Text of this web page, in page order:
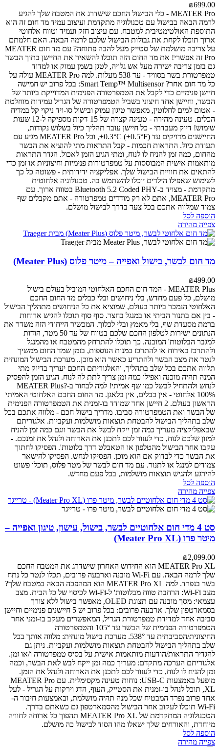
₪699.00
MEATER Pro - כלי הבישול החכם שישדרג את המטבח שלך
להגיע
לרמה הבאה בבישול עם טכנולוגיה מתקדמת ועיצוב עמיד מד חום זה הוא
התוספת האולטימטיבית למטבח. עם עיצוב חזק ועמיד וטווח אלחוטי
ארוך תוכלו לקחת את גבולות הבישול שלכם לרמה הבאה. האם חלמתם
על צריבה מושלמת של סטייק מעל להבה פתוחה? עם מד חום MEATER
Pro זה אפשרי! את מד החום הזה תוכלו להשאיר את החיישן בתוך הבשר
גם בזמן צריבה ישירה מעל אש גלויה, לטגן בשמן עמוק או למדוד
טמפרטורת בשר בסוויד - עד 538 מעלות.
למה MEATER Pro עולה על
כל מד חום אחר?
Smart Temp™ Multisensor: בכל פרוב יש חמישה
חיישן פנימיים כדי לקבל את הטמפרטורה הפנימית המדוייקת ביותר של
הבשר, וחיישן אחד חיצוני בשביל הטמפרטורה של הגריל עמידות מוחלטת
- אטום למים לחלוטין, מאפשר טיגון עמוק ובישול סו-ויד ניקוי קל במדיח
הכלים.
טעינה מהירה - טעינה קצרה של 15 דקות מספיקה ל-12 שעות
שימוש! דיוק מעבדתי - כל חיישן עובר תהליך כיול בשלוש נקודות,
החיישנים מדויקים עד ±0.3°C (±0.5°F), וכל MEATER Pro מגיע עם
תעודת כיול. התראות חכמות - קבל התראות מתי להוציא את הבשר
מהחום, כמה זמן להניח לו לנוח, ומתי הגיע הזמן לאכול. הגדר התראות
מותאמות אישית המבוססות על טמפרטורות פנימיות וחיצוניות או זמן כדי
להתאים את חוויית הבישול שלך. אפליקציה ידידותית - פשוטה כל כך
לשימוש שאפילו הילדים יוכלו להשתמש בה. טכנולוגיה אלחוטית
מתקדמת - מצויד ב-Bluetooth 5.2 Coded PHY בטווח ארוך.
עם
MEATER Pro, אתם לא רק מודדים טמפרטורה - אתם מקבלים שף
צמוד שמלווה אתכם בכל צעד בדרך לבישול מושלם.
הוספה לסל
צפייה מהירה
מד חום לבשר, בישול ואפייה – מיטר פלוס (Meater Plus)
₪499.00
MEATER Plus - המד חום החכם האלחוטי המוביל בעולם
בישול
מושלם, כל פעם מחדש, בלי ניחושים ובלי כבלים מד החום החכם
האלחוטי הנמכר ביותר בעולם, שמוציא את כל הניחושים מתהליך הבישול
- בין אם בתנור הביתי או במנגל בחצר. סוף סוף תוכלו להגיש ארוחות
ברמת מסעדת שף, בלי מאמץ ובלי לכלוך. המכשיר הייחודי הזה משדר את
הנתונים ישירות לטלפון החכם שלכם בטווח של עד 50 מטר, הודות
למגבר הבלוטות' המובנה. כך תוכלו להתרחק מהמטבח או מהמנגל
ולהתרכז באירוח או להתרכז במנות הנוספות, בזמן שמד החום ממשיך
לנטר את מצב הבשר ולהתריע כאשר הוא מוכן.. מערכת הבישול המונחית
תלווה אתכם בכל שלב בתהליך, והאלגוריתם החכם יעריך בדיוק מתי
המנה תהיה מוכנה ואפילו כמה זמן צריך לתת לה לנוח. הגיע הזמן להפסיק
לנחש ולהתחיל לבשל כמו שף אמיתי! למה לבחור ב-MEATER Plus?
100% אלחוטי - אין כבלים, אין בלאגן. מד החום החכם האלחוטי האמיתי
הראשון בעולם.
2 חיישן אחד שמודד בו-זמנית את הטמפרטורה הפנימית
של הבשר ואת הטמפרטורה סביבו. מדריך בישול חכם - מלווה אתכם בכל
שלב בתהליך הבישול להבטחת תוצאות מושלמות ועקביות. אלגוריתם
שבאפליקציה מעריך כמה זמן ייקח לבשל את הבשר ווגם כמה זמן להניח
למזון שלכם לנוח, כדי לעזור לכם לתכנן את הארוחה ולנהל את זמנכם. -
עקבו אחר הבישול מהטלפון או הטאבלט דרך בלוטות'. הפסיקו לחתוך
את הבשר כדי לבדוק אם הוא מוכן. הפסיקו לנחש. הפסיקו להישאר
צמודים למנגל או לתנור. עם מד חום לבשר של מטר פלוס, תוכלו פשוט
להירגע ולהגיש תוצאות מושלמות, בכל פעם מחדש.
הוספה לסל
צפייה מהירה
סט 4 מדי חום אלחוטיים לבשר, בישול, עישון, טיגון ואפייה –
מיטר פרו (Meater Pro XL)
₪2,099.00
MEATER Pro XL הוא החידוש האחרון שישדרג את המטבח החכם
שלך לרמה הבאה. עם Wi-Fi מובנה וארבעה פרובים, תכלו לנטר כל נתח
בשר בנפרד. למה MEATER Pro XL הוא המהפכה הבאה במטבח שלך?
מצב Wi-Fi: הרחבת טווח מבלוטות' ל-Wi-Fi לכיסוי של כל הבית.
מצב
עצמאי: מסך מובנה עם תצוגת OLED, מאפשר בישול ללא צורך
בסמארטפון שלך.
ארבעה פרובים: בכל פרוב יש 5 חיישנים פנימיים וחיישן
סביבה אחד למדידת טמפרטורת הגריל, המאפשרים מעקב בו-זמני אחר
הטמפרטורה הפנימית של הבשר עד 105° והטמפרטורה
החיצונית/הסביבתית עד 538°.
מערכת בישול מונחית: מלווה אותך בכל
שלב בתהליך הבישול להבטחת תוצאות מושלמות ועקביות. ניתן גם
להגדיר התראות/הודעות מותאמות אישית על בסיס טמפרטורה ו/או זמן.
אלגוריתם הערכה מתקדם: מעריך כמה זמן ייקח לבש לאת הבשר, וכמה
זמן להניח לו לנוח, כדי לעזור לכם לתכנן את הארוחה ולנהל את הזמן.
מופעל באמצעות USB-C: נוחות טעינה מקסימלית.
עם MEATER Pro
XL, תוכל לנהל בו-זמנית את הסטייק, העוף, הדג וירקות על הגריל - לעל
אחד פרוב נפרד המבטיח שכל מנה תהיה מושלמת, ובאמצעות חיבור ה-
Wi-Fi תוכלו לעקוב אחר הבישול מהסמארטפון גם כשאתם בדרך.
הטכנולוגיה המתקדמת של MEATER Pro XL תהפוך כל ארוחה לחוויה
מיוחדת, והאורחים שלך ישאלו מהו הסוד לבישול כה מושלם.
הוספה לסל
צפייה מהירה